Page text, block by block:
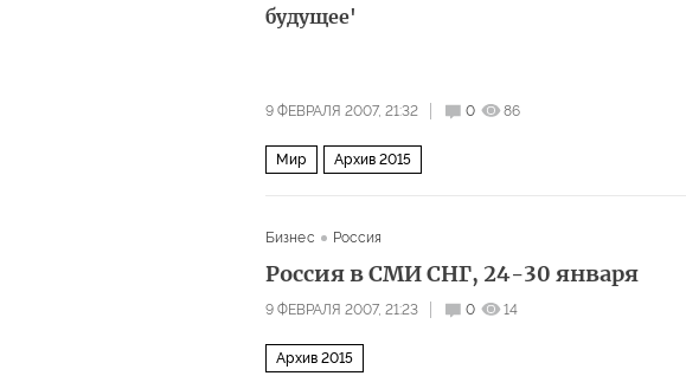
будущее'
9 ФЕВРАЛЯ 2007, 21:32 0 86
Мир Архив 2015
Бизнес Россия
Россия в СМИ СНГ, 24-30 января
9 ФЕВРАЛЯ 2007, 21:23 0 14
Архив 2015